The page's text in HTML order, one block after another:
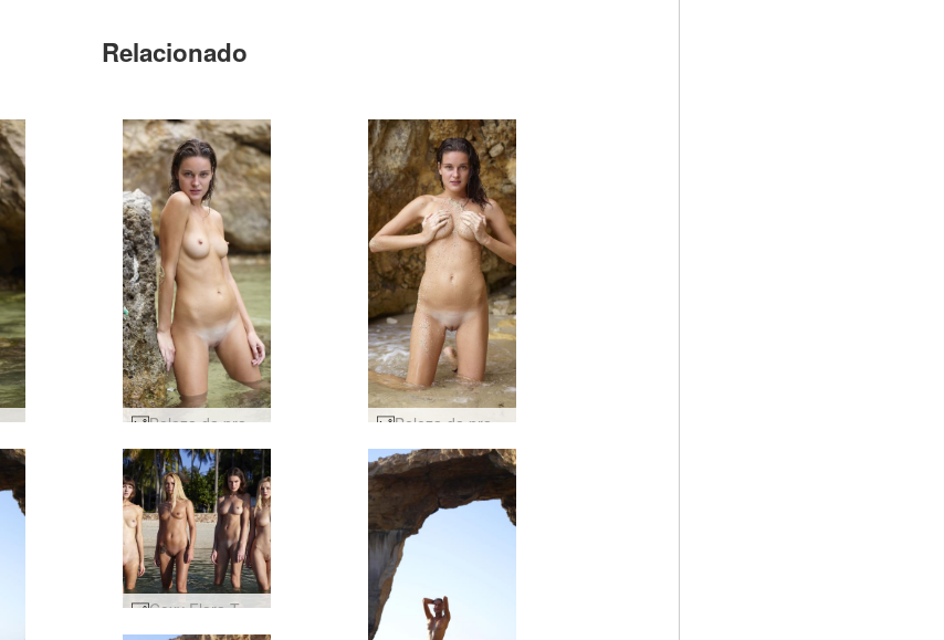
Relacionado
Beleza da praia de Zaika #49 Beleza da praia de Zaika #29 Beleza da praia de Zaika #53
Coxy Flora Thea Zaika 4 divas #27